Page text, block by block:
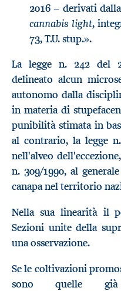
2016 − derivati
cannabis light,
73, T.U. stup.».
La legge n. 242 del
delineato alcun
autonomo dalla
in materia di
punibilità stimata in
al contrario, la legge
nell'alveo
n. 309/1990, al
canapa nel territorio
Nella sua linearità il
Sezioni unite della
una osservazione.
Se le coltivazioni
sono quelle già